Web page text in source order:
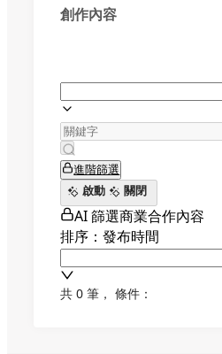
創作內容
進階篩選
啟動
關閉
AI 篩選商業合作內容
排序：發布時間
共 0 筆 ， 條件：